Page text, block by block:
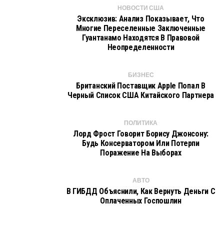
НОВОСТИ США
Эксклюзив: Анализ Показывает, Что
Многие Переселенные Заключенные
Гуантанамо Находятся В Правовой
Неопределенности
БИЗНЕС
Британский Поставщик Apple Попал В
Черный Список США Китайского Партнера
ПОЛИТИКА
Лорд Фрост Говорит Борису Джонсону:
Будь Консерватором Или Потерпи
Поражение На Выборах
АВТО
В ГИБДД Объяснили, Как Вернуть Деньги С
Оплаченных Госпошлин